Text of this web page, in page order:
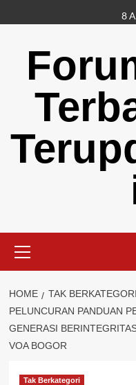
to
8
Menu
HOME TAK BERKATEGORI
PELUNCURAN PANDUAN
GENERASI
VOA BOGOR
Tak Berkategori